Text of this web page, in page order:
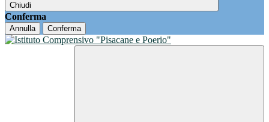
Chiudi
Conferma
Annulla Conferma